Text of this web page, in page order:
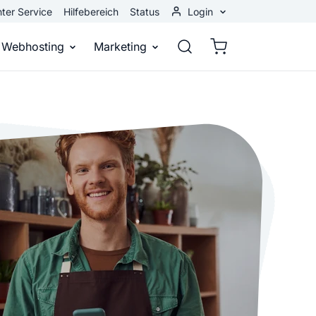
Service Hilfebereich Status Login
Kundenbereich
Webmail
überall
ohne Programmierkenntnisse
erstellen
noch heute online
Webhosting
Domains, E-Mails und Datenbanken
Rankingcoach
Schnell und einfach an die Spitze bei Google
Premium Services
Individuelle technische Unterstützung
Marketing
Bessere Platzierung in
Google Anzeigen
Sofort sichtbar bei Google
Banner-Werbung
Deine Anzeigen auf anderen